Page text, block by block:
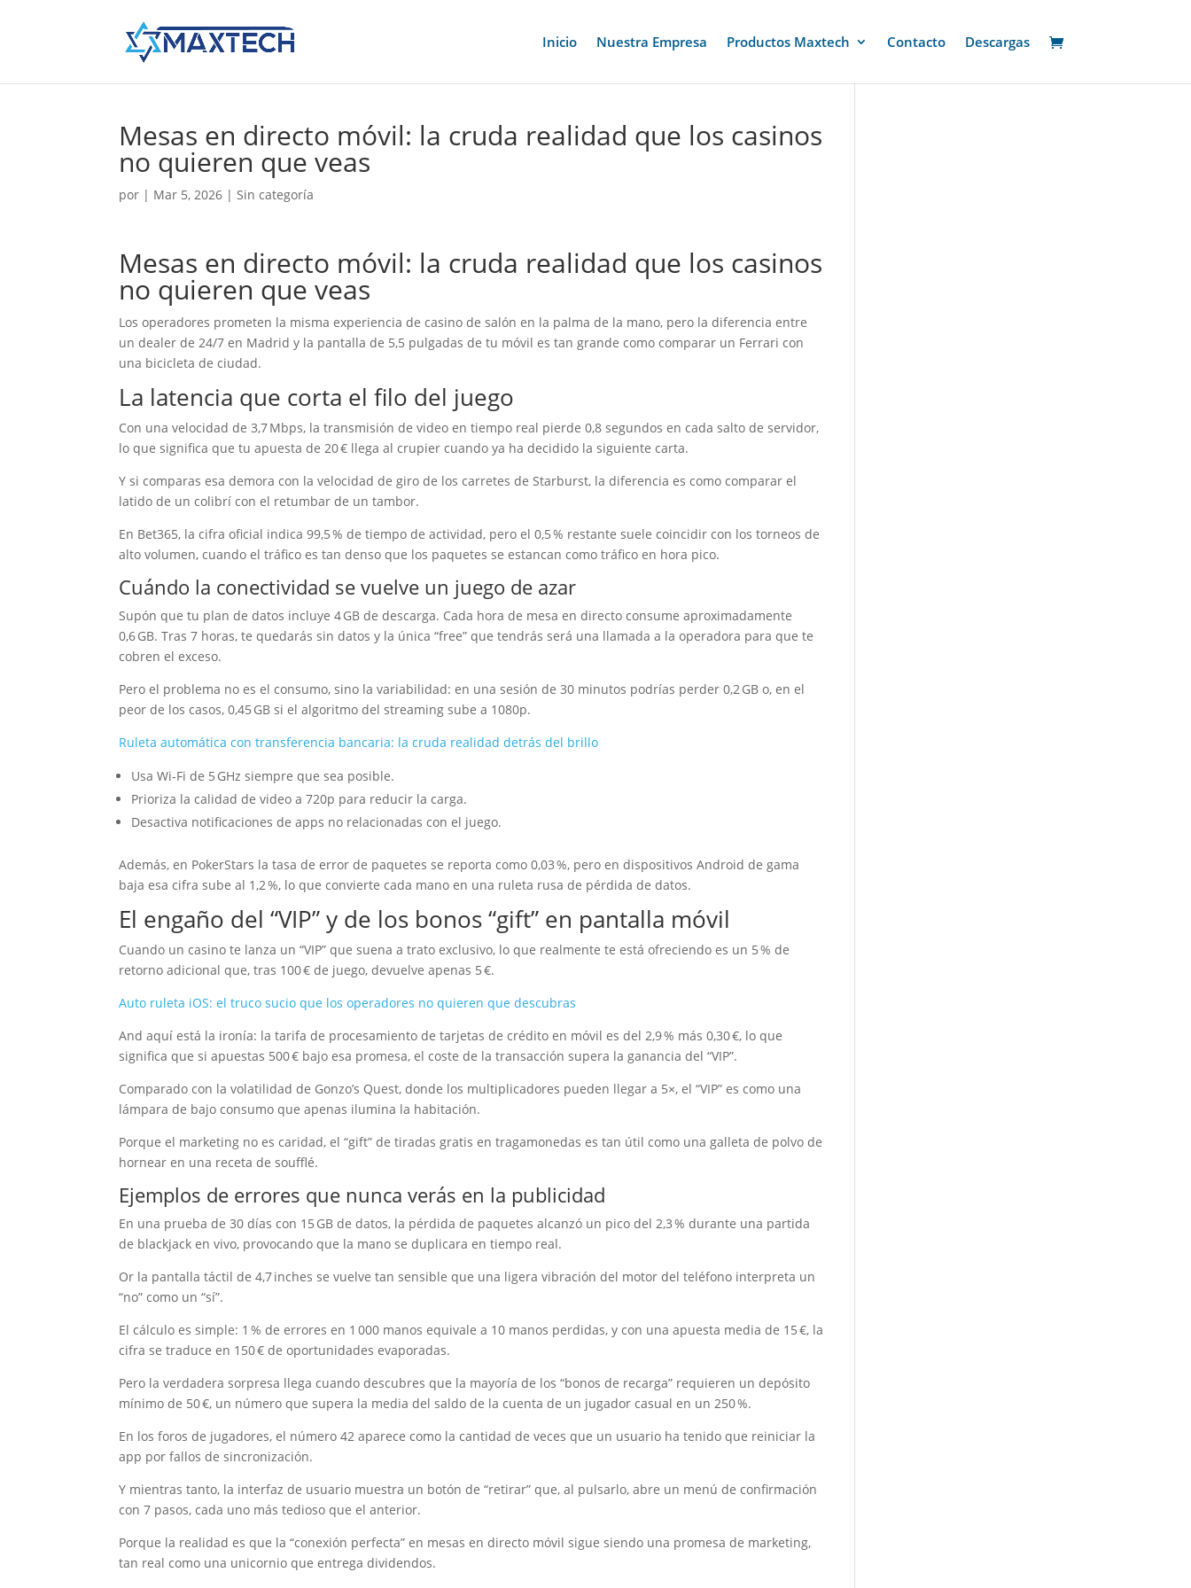
Inicio Nuestra Empresa Productos Maxtech Contacto Descargas
Mesas en directo móvil: la cruda realidad que los casinos
no quieren que veas
por | Mar 5, 2026 | Sin categoría
Mesas en directo móvil: la cruda realidad que los casinos
no quieren que veas
Los operadores prometen la misma experiencia de casino de salón en la palma de la mano, pero la diferencia entre
un dealer de 24/7 en Madrid y la pantalla de 5,5 pulgadas de tu móvil es tan grande como comparar un Ferrari con
una bicicleta de ciudad.
La latencia que corta el filo del juego
Con una velocidad de 3,7 Mbps, la transmisión de video en tiempo real pierde 0,8 segundos en cada salto de servidor,
lo que significa que tu apuesta de 20 € llega al crupier cuando ya ha decidido la siguiente carta.
Y si comparas esa demora con la velocidad de giro de los carretes de Starburst, la diferencia es como comparar el
latido de un colibrí con el retumbar de un tambor.
En Bet365, la cifra oficial indica 99,5 % de tiempo de actividad, pero el 0,5 % restante suele coincidir con los torneos de
alto volumen, cuando el tráfico es tan denso que los paquetes se estancan como tráfico en hora pico.
Cuándo la conectividad se vuelve un juego de azar
Supón que tu plan de datos incluye 4 GB de descarga. Cada hora de mesa en directo consume aproximadamente
0,6 GB. Tras 7 horas, te quedarás sin datos y la única “free” que tendrás será una llamada a la operadora para que te
cobren el exceso.
Pero el problema no es el consumo, sino la variabilidad: en una sesión de 30 minutos podrías perder 0,2 GB o, en el
peor de los casos, 0,45 GB si el algoritmo del streaming sube a 1080p.
Ruleta automática con transferencia bancaria: la cruda realidad detrás del brillo
Usa Wi‑Fi de 5 GHz siempre que sea posible.
Prioriza la calidad de video a 720p para reducir la carga.
Desactiva notificaciones de apps no relacionadas con el juego.
Además, en PokerStars la tasa de error de paquetes se reporta como 0,03 %, pero en dispositivos Android de gama
baja esa cifra sube al 1,2 %, lo que convierte cada mano en una ruleta rusa de pérdida de datos.
El engaño del “VIP” y de los bonos “gift” en pantalla móvil
Cuando un casino te lanza un “VIP” que suena a trato exclusivo, lo que realmente te está ofreciendo es un 5 % de
retorno adicional que, tras 100 € de juego, devuelve apenas 5 €.
Auto ruleta iOS: el truco sucio que los operadores no quieren que descubras
And aquí está la ironía: la tarifa de procesamiento de tarjetas de crédito en móvil es del 2,9 % más 0,30 €, lo que
significa que si apuestas 500 € bajo esa promesa, el coste de la transacción supera la ganancia del “VIP”.
Comparado con la volatilidad de Gonzo’s Quest, donde los multiplicadores pueden llegar a 5×, el “VIP” es como una
lámpara de bajo consumo que apenas ilumina la habitación.
Porque el marketing no es caridad, el “gift” de tiradas gratis en tragamonedas es tan útil como una galleta de polvo de
hornear en una receta de soufflé.
Ejemplos de errores que nunca verás en la publicidad
En una prueba de 30 días con 15 GB de datos, la pérdida de paquetes alcanzó un pico del 2,3 % durante una partida
de blackjack en vivo, provocando que la mano se duplicara en tiempo real.
Or la pantalla táctil de 4,7 inches se vuelve tan sensible que una ligera vibración del motor del teléfono interpreta un
“no” como un “sí”.
El cálculo es simple: 1 % de errores en 1 000 manos equivale a 10 manos perdidas, y con una apuesta media de 15 €, la
cifra se traduce en 150 € de oportunidades evaporadas.
Pero la verdadera sorpresa llega cuando descubres que la mayoría de los “bonos de recarga” requieren un depósito
mínimo de 50 €, un número que supera la media del saldo de la cuenta de un jugador casual en un 250 %.
En los foros de jugadores, el número 42 aparece como la cantidad de veces que un usuario ha tenido que reiniciar la
app por fallos de sincronización.
Y mientras tanto, la interfaz de usuario muestra un botón de “retirar” que, al pulsarlo, abre un menú de confirmación
con 7 pasos, cada uno más tedioso que el anterior.
Porque la realidad es que la “conexión perfecta” en mesas en directo móvil sigue siendo una promesa de marketing,
tan real como una unicornio que entrega dividendos.